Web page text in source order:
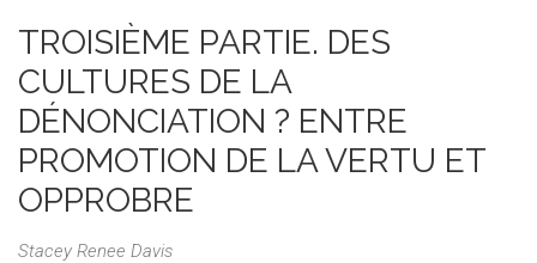
TROISIÈME PARTIE. DES
CULTURES DE LA
DÉNONCIATION ? ENTRE
PROMOTION DE LA VERTU ET
OPPROBRE
Stacey Renee Davis